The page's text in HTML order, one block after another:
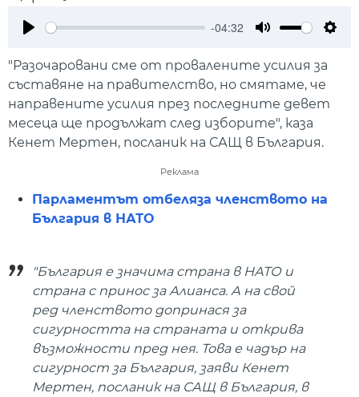
-04:32
"Разочаровани сме от провалените усилия за
съставяне на правителство, но смятаме, че
направените усилия през последните девет
месеца ще продължат след изборите", каза
Кенет Мертен, посланик на САЩ в България.
Реклама
Парламентът отбеляза членството на
България в НАТО
"България е значима страна в НАТО и
страна с принос за Алианса. А на свой
ред членството допринася за
сигурността на страната и открива
възможности пред нея. Това е чадър на
сигурност за България, заяви Кенет
Мертен, посланик на САЩ в България, в